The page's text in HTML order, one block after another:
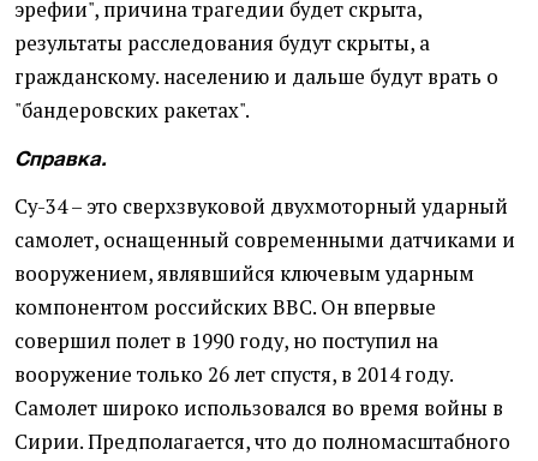
эрефии", причина трагедии будет скрыта,
результаты расследования будут скрыты, а
гражданскому. населению и дальше будут врать о
"бандеровских ракетах".
Справка.
Су-34 – это сверхзвуковой двухмоторный ударный
самолет, оснащенный современными датчиками и
вооружением, являвшийся ключевым ударным
компонентом российских ВВС. Он впервые
совершил полет в 1990 году, но поступил на
вооружение только 26 лет спустя, в 2014 году.
Самолет широко использовался во время войны в
Сирии. Предполагается, что до полномасштабного